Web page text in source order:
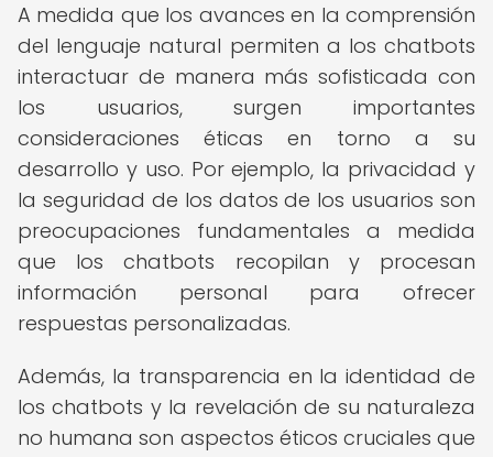
A medida que los avances en la comprensión
del lenguaje natural permiten a los chatbots
interactuar de manera más sofisticada con
los usuarios, surgen importantes
consideraciones éticas en torno a su
desarrollo y uso. Por ejemplo, la privacidad y
la seguridad de los datos de los usuarios son
preocupaciones fundamentales a medida
que los chatbots recopilan y procesan
información personal para ofrecer
respuestas personalizadas.
Además, la transparencia en la identidad de
los chatbots y la revelación de su naturaleza
no humana son aspectos éticos cruciales que